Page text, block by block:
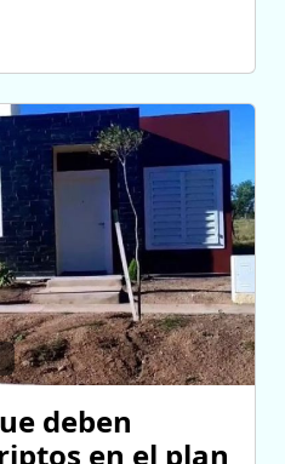
deben
en el plan